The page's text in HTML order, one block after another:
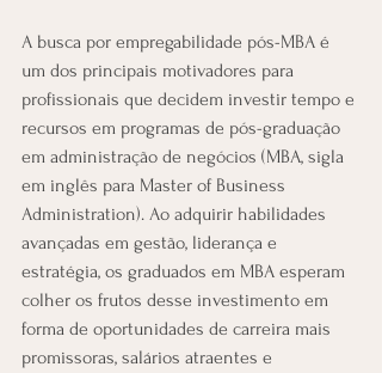
A busca por empregabilidade pós-MBA é
um dos principais motivadores para
profissionais que decidem investir tempo e
recursos em programas de pós-graduação
em administração de negócios (MBA, sigla
em inglês para Master of Business
Administration). Ao adquirir habilidades
avançadas em gestão, liderança e
estratégia, os graduados em MBA esperam
colher os frutos desse investimento em
forma de oportunidades de carreira mais
promissoras, salários atraentes e